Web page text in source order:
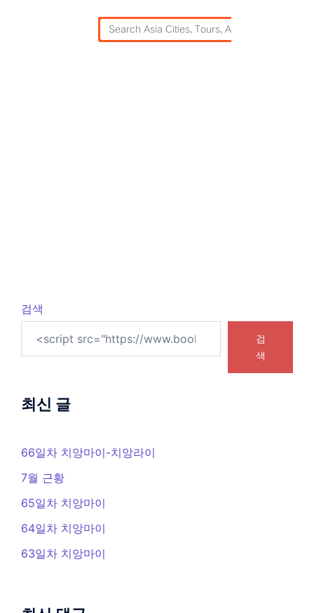
검색
검
색
최신 글
66일차 치앙마이-치앙라이
7월 근황
65일차 치앙마이
64일차 치앙마이
63일차 치앙마이